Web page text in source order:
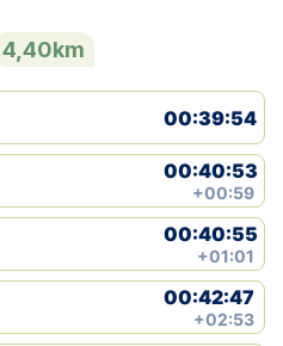
4,40km
00:39:54
00:40:53
+00:59
00:40:55
+01:01
00:42:47
+02:53